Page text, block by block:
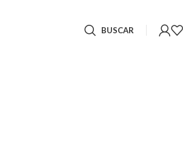
BUSCAR